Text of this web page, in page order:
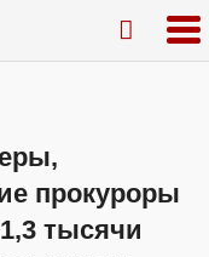
прокуроры
тысячи